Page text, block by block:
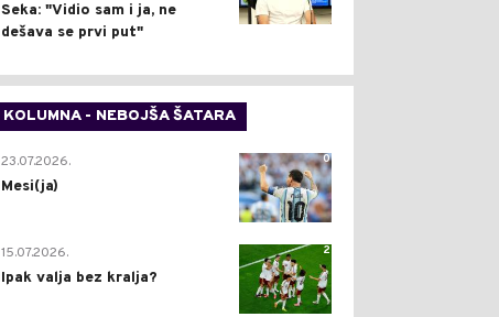
Seka: "Vidio sam i ja, ne
dešava se prvi put"
KOLUMNA - NEBOJŠA ŠATARA
0
23.07.2026.
Mesi(ja)
2
15.07.2026.
Ipak valja bez kralja?